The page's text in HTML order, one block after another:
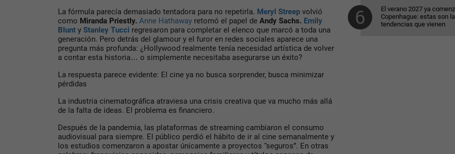
La fórmula parecía demasiado tentadora para no repetirla. Meryl Streep volvió
como Miranda Priestly. Anne Hathaway retomó el papel de Andy Sachs. Emily
Blunt y Stanley Tucci regresaron para completar el elenco que marcó a toda una
generación. Pero detrás del glamour y el furor en redes sociales aparece una
pregunta más profunda: ¿Hollywood realmente tenía necesidad artística de volver
a contar esta historia… o simplemente necesitaba asegurarse un éxito?
La respuesta parece evidente: El cine ya no busca sorprender, busca minimizar
pérdidas
La industria cinematográfica atraviesa una crisis creativa que va mucho más allá
de la falta de ideas. El problema es financiero.
Después de la pandemia, las plataformas de streaming cambiaron el consumo
audiovisual para siempre. El público perdió el hábito de ir al cine semanalmente y
los estudios comenzaron a apostar únicamente a proyectos “seguros”. En otras
El verano 2027 ya
Copenhague: estas son
tendencias que vienen